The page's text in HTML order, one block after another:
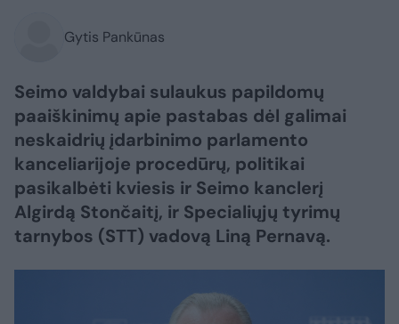
Gytis Pankūnas
Seimo valdybai sulaukus papildomų
paaiškinimų apie pastabas dėl galimai
neskaidrių įdarbinimo parlamento
kanceliarijoje procedūrų, politikai
pasikalbėti kviesis ir Seimo kanclerį
Algirdą Stončaitį, ir Specialiųjų tyrimų
tarnybos (STT) vadovą Liną Pernavą.